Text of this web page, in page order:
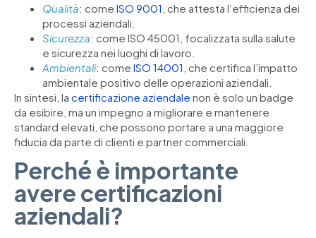
Qualità: come ISO 9001 , che attesta l’efficienza dei
processi aziendali.
Sicurezza: come ISO 45001, focalizzata sulla salute
e sicurezza nei luoghi di lavoro.
Ambientali: come ISO 14001 , che certifica l’impatto
ambientale positivo delle operazioni aziendali.
In sintesi, la certificazione aziendale non è solo un badge
da esibire, ma un impegno a migliorare e mantenere
standard elevati, che possono portare a una maggiore
fiducia da parte di clienti e partner commerciali.
Perché è importante
avere certificazioni
aziendali?